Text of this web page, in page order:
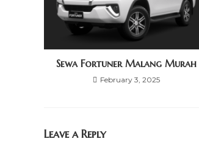
Sewa Fortuner Malang Murah
February 3, 2025
Leave a Reply